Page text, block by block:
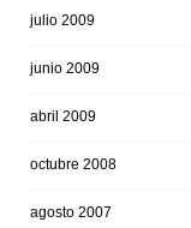
julio 2009
junio 2009
abril 2009
octubre 2008
agosto 2007